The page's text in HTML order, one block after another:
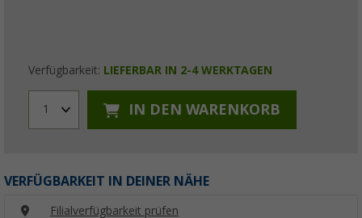
Verfügbarkeit: LIEFERBAR IN 2-4 WERKTAGEN
1 IN DEN WARENKORB
VERFÜGBARKEIT IN DEINER NÄHE
Filialverfügbarkeit prüfen